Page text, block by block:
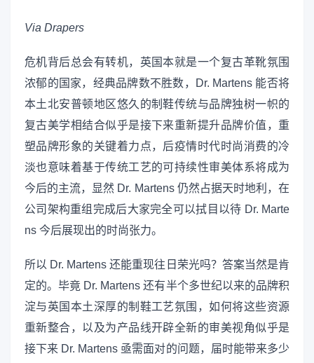
Via Drapers
危机背后总会有转机，英国本就是一个复古革靴氛围
浓郁的国家，经典品牌数不胜数，Dr. Martens 能否将
本土北安普顿地区悠久的制鞋传统与品牌独树一帜的
复古美学相结合似乎是接下来重新提升品牌价值，重
塑品牌形象的关键着力点，后疫情时代时尚消费的冷
淡也意味着基于传统工艺的可持续性审美体系将成为
今后的主流，显然 Dr. Martens 仍然占据天时地利，在
公司架构重组完成后大家完全可以拭目以待 Dr. Marte
ns 今后展现出的时尚张力。
所以 Dr. Martens 还能重现往日荣光吗？答案当然是肯
定的。毕竟 Dr. Martens 还有半个多世纪以来的品牌积
淀与英国本土深厚的制鞋工艺氛围，如何将这些资源
重新整合，以及为产品线开辟全新的审美视角似乎是
接下来 Dr. Martens 亟需面对的问题，届时能带来多少